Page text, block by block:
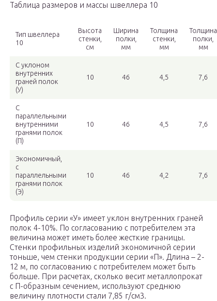
Таблица размеров и массы швеллера 10
Тип швеллера
10
Высота
стенки,
см
Ширина
полки,
мм
Толщина
стенки,
мм
Толщина
полки,
мм
С уклоном
внутренних
граней полок
(У)
10 46 4,5 7,6
С
параллельными
внутренними
гранями полок
(П)
10 46 4,5 7,6
Экономичный,
с
параллельными
гранями полок
(Э)
10 46 4,2 7,6
Профиль серии «У» имеет уклон внутренних граней
полок 4-10%. По согласованию с потребителем эта
величина может иметь более жесткие границы.
Стенки профильных изделий экономичной серии
тоньше, чем стенки продукции серии «П». Длина – 2-
12 м, по согласованию с потребителем может быть
больше. При расчетах, сколько весит металлопрокат
с П-образным сечением, используют среднюю
величину плотности стали 7,85 г/см3.